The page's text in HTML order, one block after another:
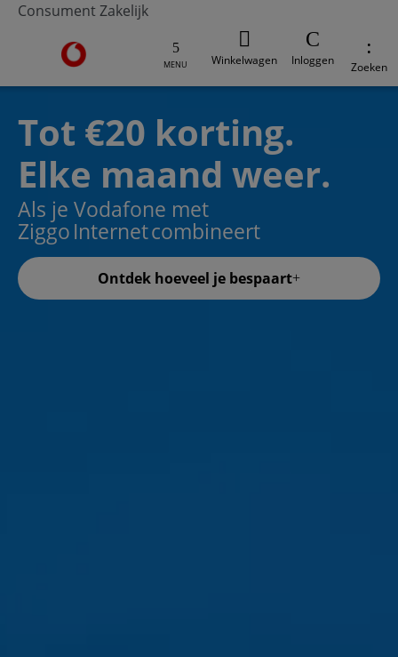
Consument Zakelijk
Ga naar de Vodafone homepage
MENU Winkelwagen Inloggen Zoeken
Tot €20 korting.
Elke maand weer.
Als je Vodafone met
Ziggo Internet combineert
Ontdek hoeveel je bespaart